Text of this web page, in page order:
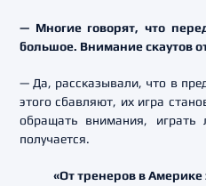
— Многие говорят, что
большое. Внимание скаутов
— Да, рассказывали, что в
этого сбавляют, их игра
обращать внимания, играть
получается.
«От тренеров в